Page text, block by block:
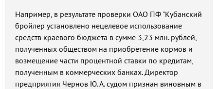
Например, в результате проверки ОАО ПФ "Кубанский
бройлер установлено нецелевое использование
средств краевого бюджета в сумме 3,23 млн. рублей,
полученных обществом на приобретение кормов и
возмещение части процентной ставки по кредитам,
полученным в коммерческих банках. Директор
предприятия Чернов Ю. А. судом признан виновным в